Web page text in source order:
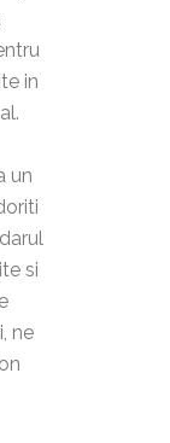
in
un
si
ne